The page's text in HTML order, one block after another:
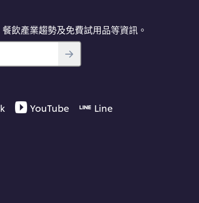
飲產業趨勢及免費試用品等資訊。
YouTube Line